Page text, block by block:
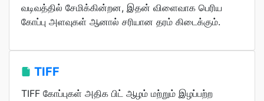
வடிவத்தில் சேமிக்கின்றன, இதன் விளைவாக பெரிய
கோப்பு அளவுகள் ஆனால் சரியான தரம் கிடைக்கும்.
TIFF
TIFF கோப்புகள் அதிக பிட் ஆழம் மற்றும் இழப்பற்ற